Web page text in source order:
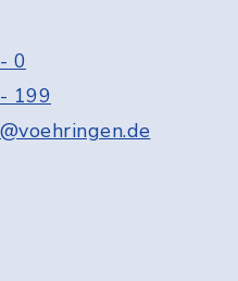
0
199